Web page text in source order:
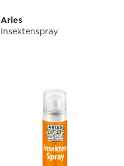
Aries
Insektenspray